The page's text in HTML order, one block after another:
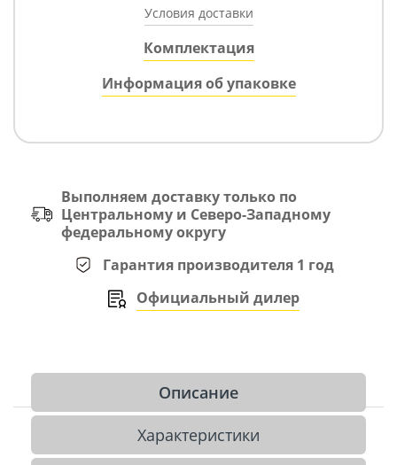
Условия доставки
Комплектация
Информация об упаковке
Выполняем доставку только по
Центральному и Северо-Западному
федеральному округу
Гарантия производителя 1 год
Официальный дилер
Описание
Характеристики